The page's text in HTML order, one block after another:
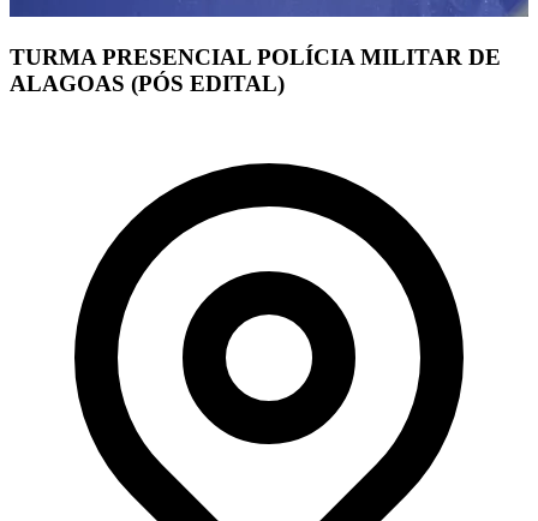
TURMA PRESENCIAL POLÍCIA MILITAR DE
ALAGOAS (PÓS EDITAL)